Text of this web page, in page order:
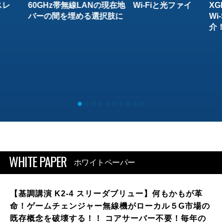
レ
60GHz帯無線LANの現在地 Wi-Fiと光ファイ
バーの間を埋める選択肢に
介
WHITE PAPER ホワイトペーパー
【基調講演 K2-4 スリーダブリュー】何もかもが革
命！ゲームチェンジャー無線機がローカル５G市場の
既存概念を破壊する！！ コアサーバー不要！毎年の